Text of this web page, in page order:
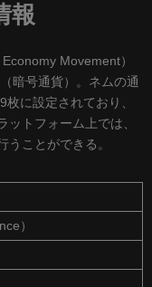
報
Movement）
暗号通貨）。ネムの通
に設定されており、
トフォーム上では、
ことができる。
）